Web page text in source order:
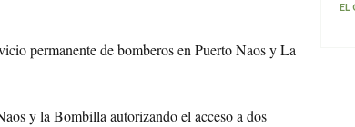
permanente de bomberos en Puerto Naos y La
y la Bombilla autorizando el acceso a dos
EL